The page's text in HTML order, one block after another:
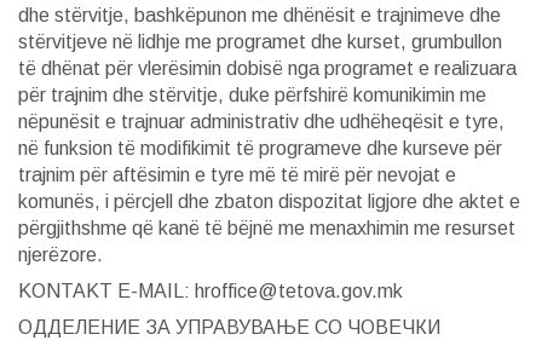
dhe stërvitje, bashkëpunon me dhënësit e trajnimeve dhe
stërvitjeve në lidhje me programet dhe kurset, grumbullon
të dhënat për vlerësimin dobisë nga programet e realizuara
për trajnim dhe stërvitje, duke përfshirë komunikimin me
nëpunësit e trajnuar administrativ dhe udhëheqësit e tyre,
në funksion të modifikimit të programeve dhe kurseve për
trajnim për aftësimin e tyre më të mirë për nevojat e
komunës, i përcjell dhe zbaton dispozitat ligjore dhe aktet e
përgjithshme që kanë të bëjnë me menaxhimin me resurset
njerëzore.
KONTAKT E-MAIL: hroffice@tetova.gov.mk
ОДДЕЛЕНИЕ ЗА УПРАВУВАЊЕ СО ЧОВЕЧКИ